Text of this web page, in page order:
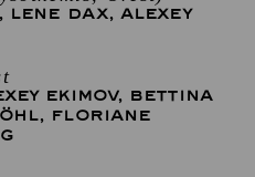
LENE DAX,ALEXEY
EKIMOV, BETTINA
, FLORIANE